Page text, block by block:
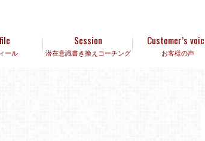
ール 潜在意識書き換えコーチング
Session
お客様の声
Customer’s